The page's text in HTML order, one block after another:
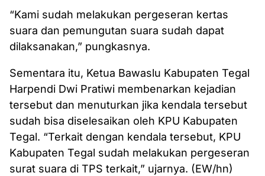
“Kami sudah melakukan pergeseran kertas
suara dan pemungutan suara sudah dapat
dilaksanakan,” pungkasnya.
Sementara itu, Ketua Bawaslu Kabupaten Tegal
Harpendi Dwi Pratiwi membenarkan kejadian
tersebut dan menuturkan jika kendala tersebut
sudah bisa diselesaikan oleh KPU Kabupaten
Tegal. “Terkait dengan kendala tersebut, KPU
Kabupaten Tegal sudah melakukan pergeseran
surat suara di TPS terkait,” ujarnya. (EW/hn)